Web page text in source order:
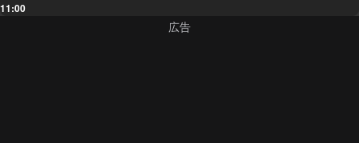
11:00